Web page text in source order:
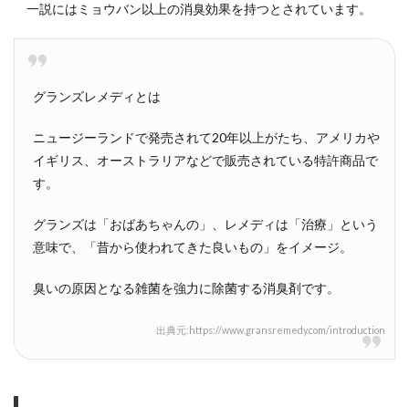
一説にはミョウバン以上の消臭効果を持つとされています。
グランズレメディとは
ニュージーランドで発売されて20年以上がたち、アメリカや
イギリス、オーストラリアなどで販売されている特許商品で
す。
グランズは「おばあちゃんの」、レメディは「治療」という
意味で、「昔から使われてきた良いもの」をイメージ。
臭いの原因となる雑菌を強力に除菌する消臭剤です。
出典元:https://www.gransremedy.com/introduction